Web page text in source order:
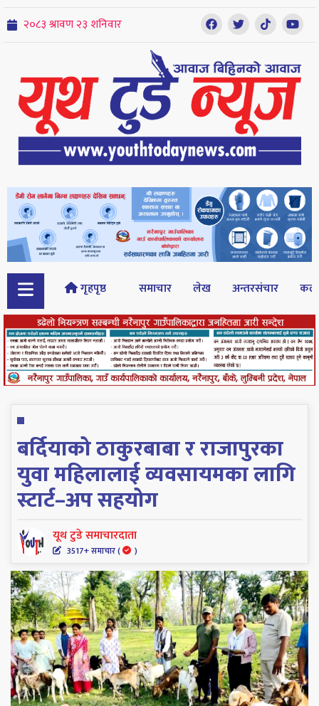
गृहपृष्ठ समाचार लेख अन्तरसंचार
बर्दियाको ठाकुरबाबा र राजापुरका
युवा महिलालाई व्यवसायमका लागि
स्टार्ट–अप सहयोग
यूथ टुडे समाचारदाता
3517+ समाचार ( )